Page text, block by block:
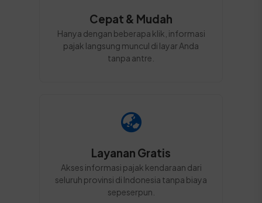
Cepat & Mudah
Hanya dengan beberapa klik, informasi
pajak langsung muncul di layar Anda
tanpa antre.
Layanan Gratis
Akses informasi pajak kendaraan dari
seluruh provinsi di Indonesia tanpa biaya
sepeserpun.